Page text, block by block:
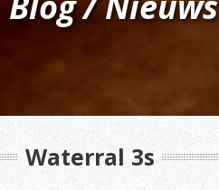
Waterral 3s